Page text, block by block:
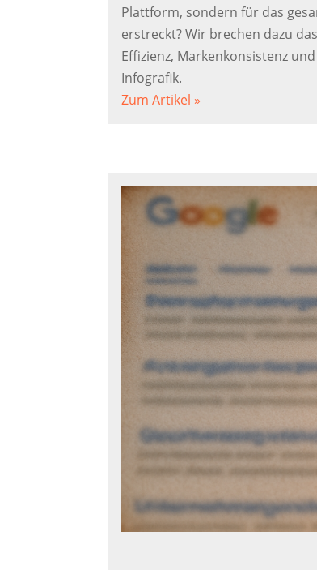
Plattform, sondern für das
erstreckt? Wir brechen dazu
Effizienz, Markenkonsistenz
Infografik.
Zum Artikel »